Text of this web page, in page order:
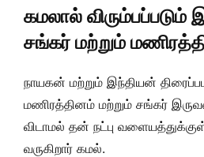
கமலால்
சங்கர் மற்றும்
நாயகன் மற்றும் இந்தியன்
மணிரத்தினம் மற்றும் சங்கர்
விடாமல் தன் நட்பு வளையத்துக்குள்
வருகிறார் கமல்.